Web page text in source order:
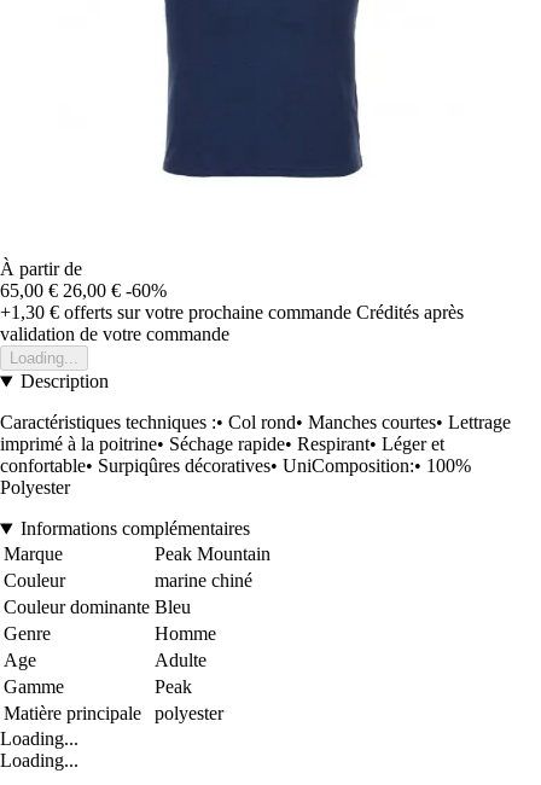
À partir de
65,00 € 26,00 € -60%
+1,30 € offerts sur votre prochaine commande Crédités après
validation de votre commande
Loading...
Description
Caractéristiques techniques :• Col rond• Manches courtes• Lettrage
imprimé à la poitrine• Séchage rapide• Respirant• Léger et
confortable• Surpiqûres décoratives• UniComposition:• 100%
Polyester
Informations complémentaires
Marque
Peak Mountain
Couleur
marine chiné
Couleur dominante Bleu
Genre
Homme
Age
Adulte
Gamme
Peak
Matière principale
polyester
Loading...
Loading...